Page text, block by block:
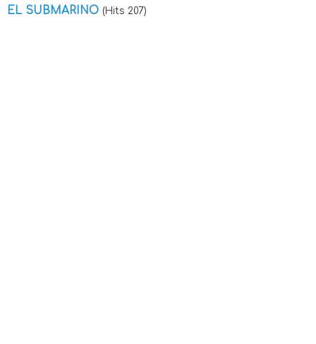
EL SUBMARINO (Hits 207)